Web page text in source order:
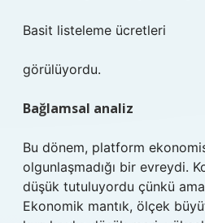
Basit listeleme ücretleri
görülüyordu.
Bağlamsal analiz
Bu dönem, platform
olgunlaşmadığı bir evreydi.
düşük tutuluyordu çünkü
Ekonomik mantık, ölçek